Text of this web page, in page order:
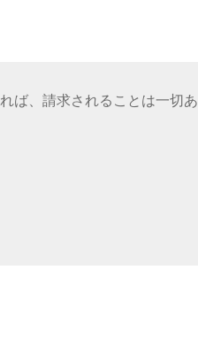
ば、請求されることは一切あ